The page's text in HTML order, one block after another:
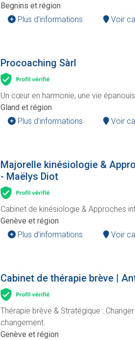
Begnins et région
Plus d'informations
Voir
Procoaching Sàrl
Un cœur en harmonie, une vie
Gland et région
Plus d'informations
Voir
Majorelle kinésiologie &
- Maëlys Diot
Cabinet de kinésiologie & Approches
Genève et région
Plus d'informations
Voir
Cabinet de thérapie brève |
Thérapie brève & Stratégique :
changement.
Genève et région